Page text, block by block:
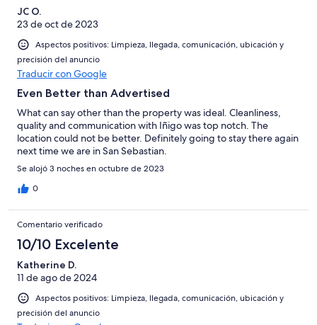
JC O.
23 de oct de 2023
Aspectos positivos: Limpieza, llegada, comunicación, ubicación y
precisión del anuncio
Traducir con Google
Even Better than Advertised
What can say other than the property was ideal. Cleanliness,
quality and communication with Iñigo was top notch. The
location could not be better. Definitely going to stay there again
next time we are in San Sebastian.
Se alojó 3 noches en octubre de 2023
0
Comentario verificado
10/10 Excelente
Katherine D.
11 de ago de 2024
Aspectos positivos: Limpieza, llegada, comunicación, ubicación y
precisión del anuncio